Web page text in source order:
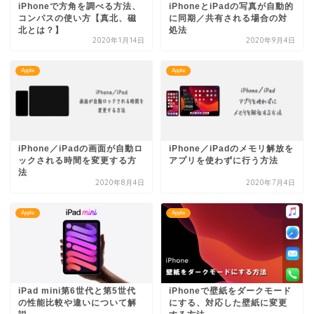
iPhoneで方角を調べる方法、
コンパスの使い方【真北、磁
北とは？】
2020年1月14日
iPhoneとiPadの写真が自動的
に同期／共有される場合の対
処法
2020年9月4日
Apple
iPhone／iPadの画面が自動ロ
ックされる時間を変更する方
法
2020年8月4日
Apple
iPhone／iPadのメモリ解放を
アプリを使わずに行う方法
2020年7月4日
Apple
iPad mini第6世代と第5世代
の性能比較や違いについて解
Apple
iPhoneで壁紙をダークモード
にする、対応した壁紙に変更